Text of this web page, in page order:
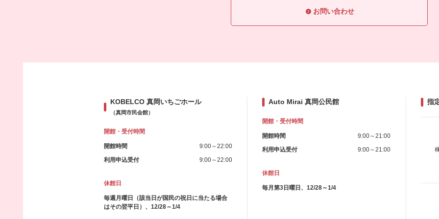
お問い合わせ
KOBELCO 真岡いちごホール
（真岡市民会館）
開館・受付時間
開館時間
9:00～22:00
利用申込受付
9:00～22:00
休館日
毎週月曜日（該当日が国民の祝日に当たる場合
はその翌平日）、12/28～1/4
Auto Mirai 真岡公民館
開館・受付時間
開館時間
9:00～21:00
利用申込受付
9:00～21:00
休館日
毎月第3日曜日、12/28～1/4
指